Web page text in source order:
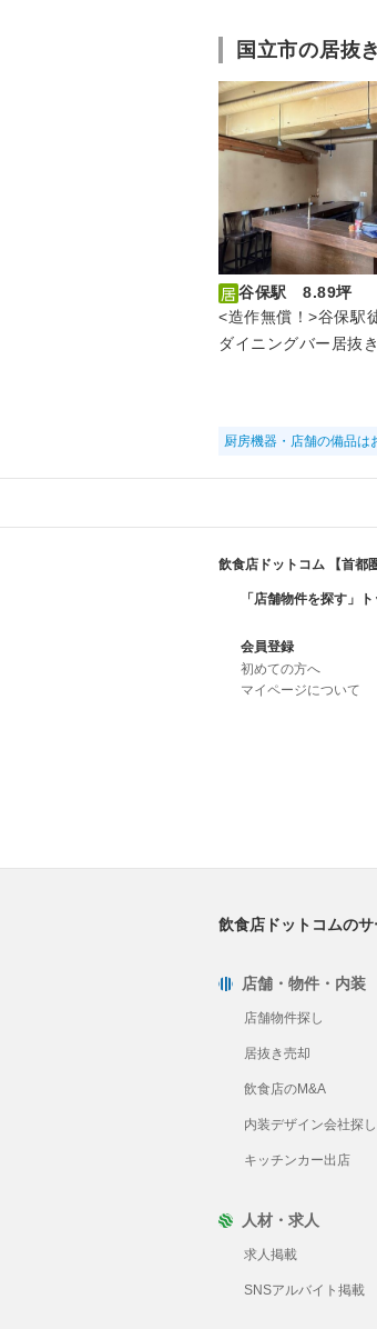
国立市の居抜
谷保駅 8.89坪
<造作無償！>谷保駅
ダイニングバー居抜
厨房機器・店舗の備品
飲食店ドットコム 【首都
「店舗物件を探す」
会員登録
初めての方へ
マイページについて
飲食店ドットコムのサ
店舗・物件・内装
店舗物件探し
居抜き売却
飲食店のM&A
内装デザイン会社探し
キッチンカー出店
人材・求人
求人掲載
SNSアルバイト掲載